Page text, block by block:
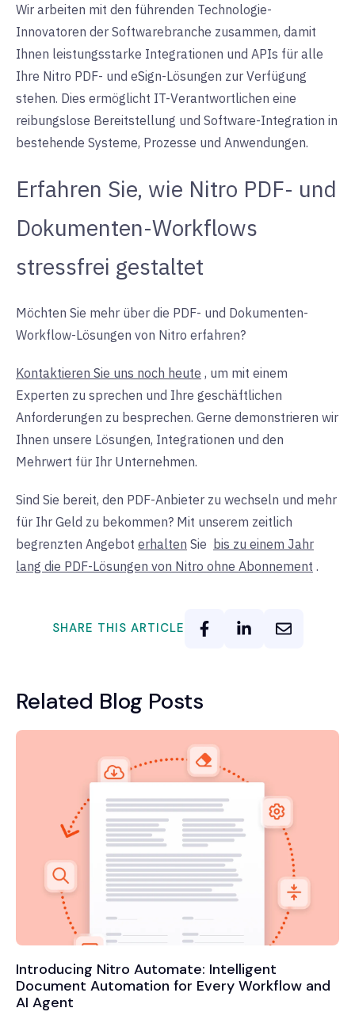
Wir arbeiten mit den führenden Technologie-
Innovatoren der Softwarebranche zusammen, damit
Ihnen leistungsstarke Integrationen und APIs für alle
Ihre Nitro PDF- und eSign-Lösungen zur Verfügung
stehen. Dies ermöglicht IT-Verantwortlichen eine
reibungslose Bereitstellung und Software-Integration in
bestehende Systeme, Prozesse und Anwendungen.
Erfahren Sie, wie Nitro PDF- und
Dokumenten-Workflows
stressfrei gestaltet
Möchten Sie mehr über die PDF- und Dokumenten-
Workflow-Lösungen von Nitro erfahren?
Kontaktieren Sie uns noch heute , um mit einem
Experten zu sprechen und Ihre geschäftlichen
Anforderungen zu besprechen. Gerne demonstrieren wir
Ihnen unsere Lösungen, Integrationen und den
Mehrwert für Ihr Unternehmen.
Sind Sie bereit, den PDF-Anbieter zu wechseln und mehr
für Ihr Geld zu bekommen? Mit unserem zeitlich
begrenzten Angebot erhalten Sie bis zu einem Jahr
lang die PDF-Lösungen von Nitro ohne Abonnement .
SHARE THIS ARTICLE
Related Blog Posts
Introducing Nitro Automate: Intelligent
Document Automation for Every Workflow and
AI Agent